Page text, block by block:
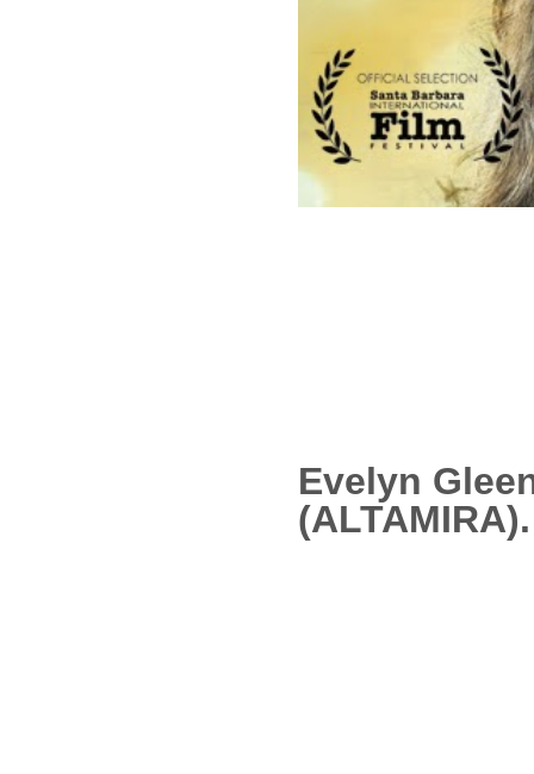
Evelyn
(ALTAMIRA).